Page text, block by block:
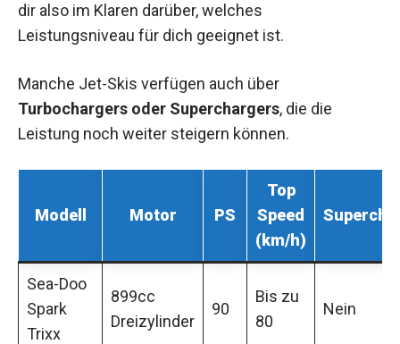
dir also im Klaren darüber, welches
Leistungsniveau für dich geeignet ist.
Manche Jet-Skis verfügen auch über
Turbochargers oder Superchargers, die die
Leistung noch weiter steigern können.
Modell Motor PS
Top
Speed
(km/h)
Sea-Doo
Spark
Trixx
899cc
Dreizylinder
90
Bis zu
80
Nein